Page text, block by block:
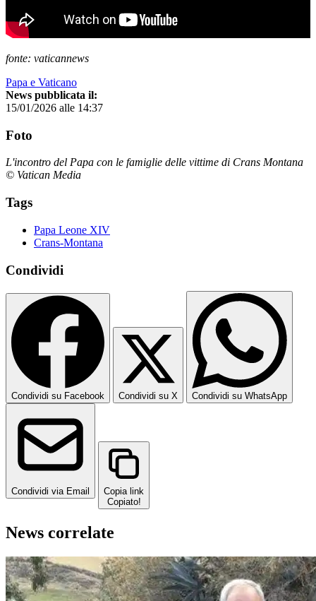
fonte: vaticannews
Papa e Vaticano
News pubblicata il:
15/01/2026 alle 14:37
Foto
L'incontro del Papa con le famiglie delle vittime di Crans Montana
© Vatican Media
Tags
Papa Leone XIV
Crans-Montana
Condividi
Condividi su Facebook Condividi su X Condividi su WhatsApp
Condividi via Email
Copia link
Copiato!
News correlate